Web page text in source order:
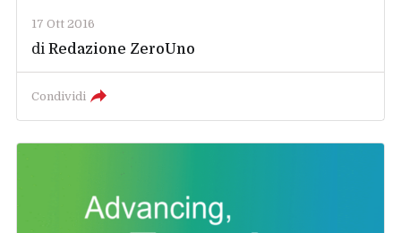
17 Ott 2016
diRedazione ZeroUno
Condividi